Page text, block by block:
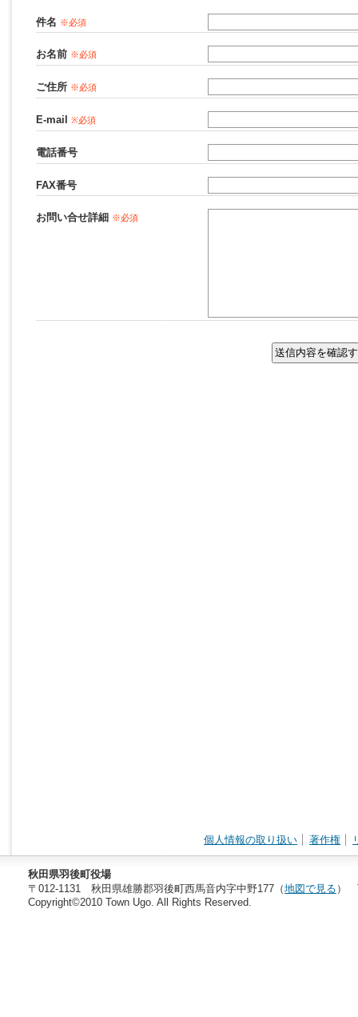
件名 ※必須
お名前 ※必須
ご住所 ※必須
E-mail ※必須
電話番号
FAX番号
お問い合せ詳細 ※必須
個人情報の取り扱い 著作権
秋田県羽後町役場
〒012-1131 秋田県雄勝郡羽後町西馬音内字中野177（地図で見る ）
Copyright©2010 Town Ugo. All Rights Reserved.